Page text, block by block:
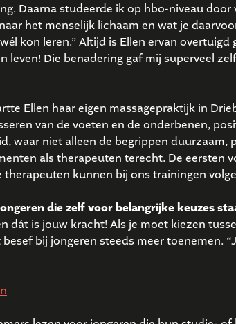
Daarna studeerde ik op hbo-niveau
het menselijk lichaam en wat je
kon leren.” Altijd is Ellen ervan
leven! Die benadering gaf mij superveel
Ellen haar eigen massagepraktijk in
van de voeten en de onderbenen,
waar niet alleen de begrippen
als therapeuten terecht. De eersten
kunnen bij ons trainingen
die zelf voor belangrijke keuzes
dát is jouw kracht! Als je moet kiezen
bij jongeren steeds meer